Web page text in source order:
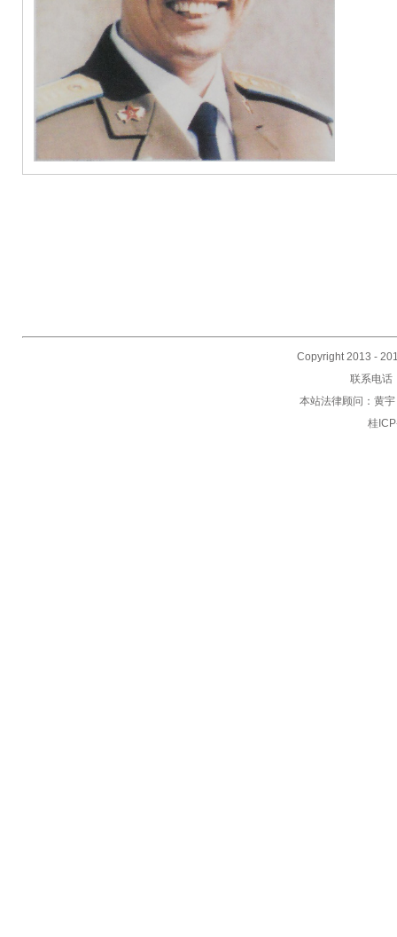
Copyright 2013 -
联系电话
本站法律顾问：黄
桂